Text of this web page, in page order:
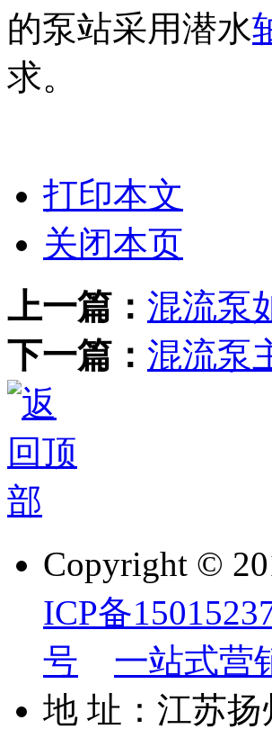
的泵站采用潜水
求。
打印本文
关闭本页
上一篇： 混流泵
下一篇： 混流泵
Copyright ©
ICP备
号
一站式营
地 址：江苏